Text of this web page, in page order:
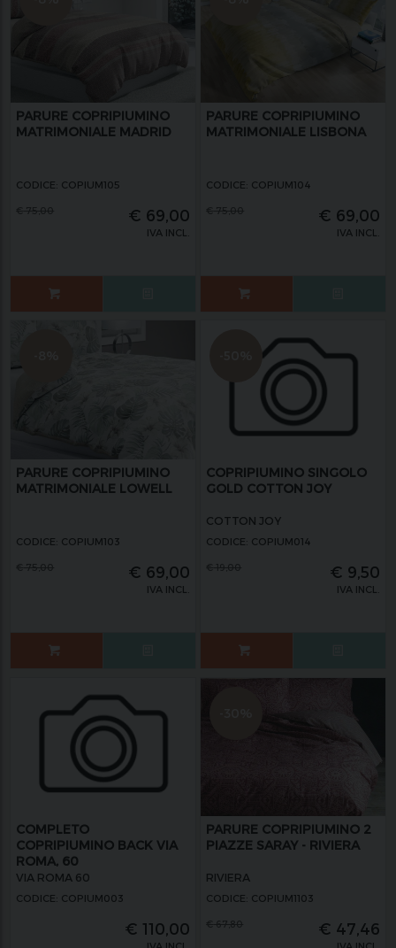
PARURE COPRIPIUMINO
MATRIMONIALE MADRID
CODICE: COPIUM105
€ 69,00
IVA INCL.
PARURE COPRIPIUMINO
MATRIMONIALE LISBONA
CODICE: COPIUM104
€ 69,00
IVA INCL.
PARURE COPRIPIUMINO
MATRIMONIALE LOWELL
CODICE: COPIUM103
€ 69,00
IVA INCL.
COPRIPIUMINO SINGOLO
GOLD COTTON JOY
COTTON JOY
CODICE: COPIUM014
€ 9,50
IVA INCL.
COMPLETO
COPRIPIUMINO BACK VIA
ROMA, 60
VIA ROMA 60
CODICE: COPIUM003
€ 110,00
PARURE COPRIPIUMINO 2
PIAZZE SARAY - RIVIERA
RIVIERA
CODICE: COPIUM1103
€ 47,46